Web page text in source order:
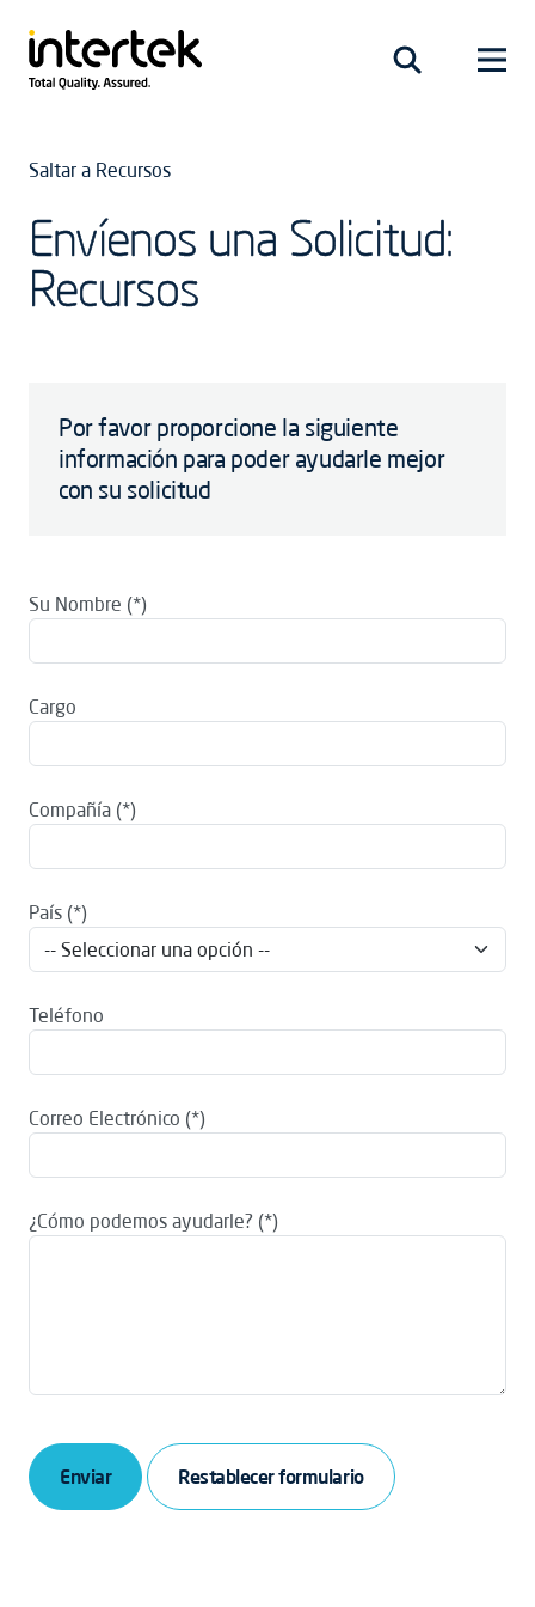
Saltar a Recursos
Envíenos una Solicitud:
Recursos
Por favor proporcione la siguiente
información para poder ayudarle mejor
con su solicitud
Su Nombre
Cargo
Compañía
País
Teléfono
Correo Electrónico
¿Cómo podemos ayudarle?
Enviar